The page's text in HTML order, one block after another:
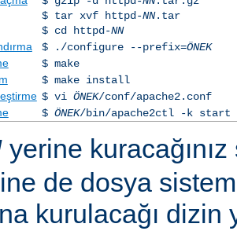
$ tar xvf httpd-NN.tar
$ cd httpd-NN
$ ./configure --prefix=ÖNEK
$ make
$ make install
$ vi ÖNEK/conf/apache2.conf
$ ÖNEK/bin/apache2ctl -k start
yerine
de dosya
kurulacağı dizin